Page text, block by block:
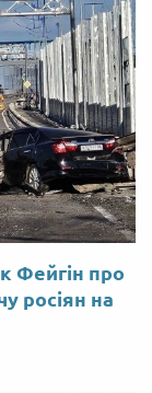
Фейгін про
росіян на